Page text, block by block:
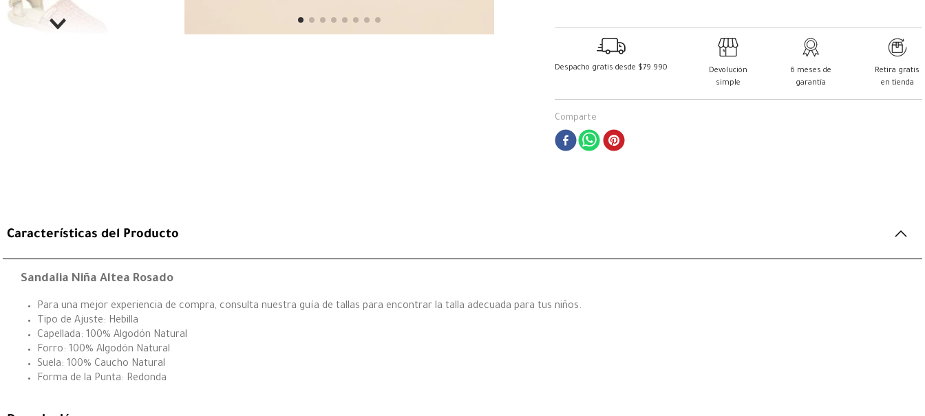
Despacho gratis desde $79.990
Devolución
simple
6 meses de
garantía
Retira gratis
en tienda
Comparte
Características del Producto
Sandalia Niña Altea Rosado
Para una mejor experiencia de compra, consulta nuestra guía de tallas para encontrar la talla adecuada para tus niños.
Tipo de Ajuste: Hebilla
Capellada: 100% Algodón Natural
Forro: 100% Algodón Natural
Suela: 100% Caucho Natural
Forma de la Punta: Redonda